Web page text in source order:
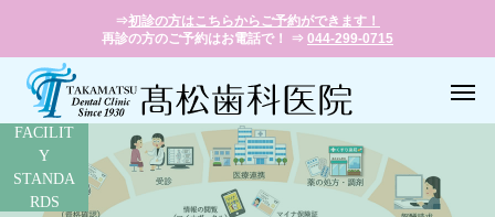
⇒初診の方はこちらからご予約ができます！
再診の方のご予約はお電話で！ ⇒ 044-299-0715
FACILIT
Y
STANDA
RDS